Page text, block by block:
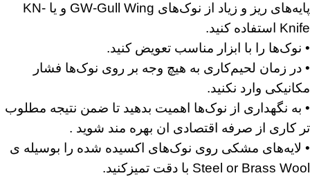
پایه‌های ریز و زیاد از نوک‌های GW-Gull Wing و یا KN-
Knife استفاده کنید.
• نوک‌ها را با ابزار مناسب تعویض کنید.
• در زمان لحیم‌کاری به هیچ وجه بر روی نوک‌ها فشار
مکانیکی وارد نکنید.
• به نگهداری از نوک‌ها اهمیت بدهید تا ضمن نتیجه مطلوب
تر کاری از صرفه اقتصادی ان بهره مند شوید .
• لایه‌های مشکی روی نوک‌های اکسیده شده را بوسیله ی
Steel or Brass Wool با دقت تمیزکنید.